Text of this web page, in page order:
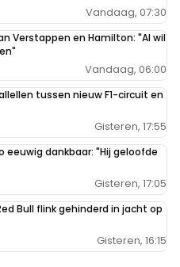
Vandaag, 07:30
Verstappen en Hamilton: "Al wil
Vandaag, 06:00
tussen nieuw F1-circuit en
Gisteren, 17:55
eeuwig dankbaar: "Hij geloofde
Gisteren, 17:05
Bull flink gehinderd in jacht op
Gisteren, 16:15